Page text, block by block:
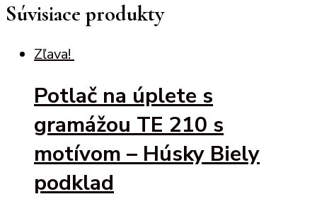
Súvisiace produkty
Zľava!
Potlač na úplete s
gramážou TE 210 s
motívom – Húsky Biely
podklad